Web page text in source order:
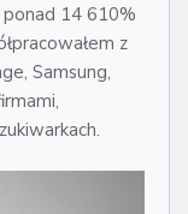
14 610%
z
Samsung,